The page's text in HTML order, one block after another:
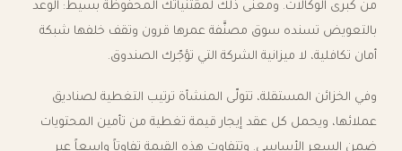
من كبرى الوكالات. ومعنى ذلك لمقتنياتك المحفوظة بسيط: الوعد
بالتعويض تسنده سوق مصنَّفة عمرها قرون وتقف خلفها شبكة
أمان تكافلية، لا ميزانية الشركة التي تؤجّرك الصندوق.
وفي الخزائن المستقلة، تتولّى المنشأة ترتيب التغطية لصناديق
عملائها، ويحمل كل عقد إيجار قيمة تغطية من تأمين المحتويات
ضمن السعر الأساسي. وتتفاوت هذه القيمة تفاوتاً واسعاً عبر